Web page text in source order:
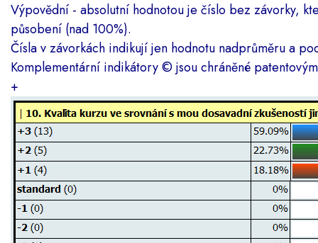
Výpovědní - absolutní hodnotou je číslo bez závorky,
působení (nad 100%).
Čísla v závorkách indikují jen hodnotu nadprůměru a
Komplementární indikátory© jsou chráněné
+